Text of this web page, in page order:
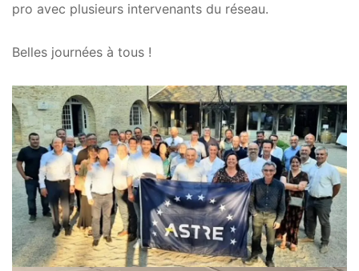
pro avec plusieurs intervenants du réseau.
Belles journées à tous !